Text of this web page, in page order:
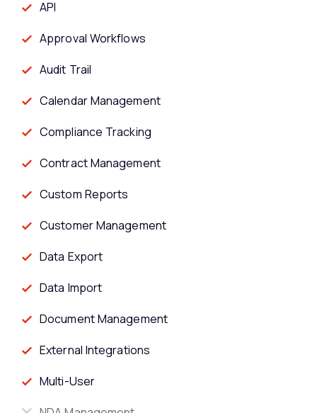
API
Approval Workflows
Audit Trail
Calendar Management
Compliance Tracking
Contract Management
Custom Reports
Customer Management
Data Export
Data Import
Document Management
External Integrations
Multi-User